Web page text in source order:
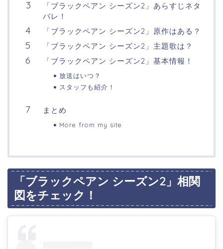
「ブラックペアン シーズン2」あらすじネタ
バレ！
「ブラックペアン シーズン2」原作はある？
「ブラックペアン シーズン2」主題歌は？
「ブラックペアン シーズン2」基本情報！
放送はいつ？
スタッフも紹介！
まとめ
More from my site
「ブラックペアン シーズン2」相関
図をチェック！